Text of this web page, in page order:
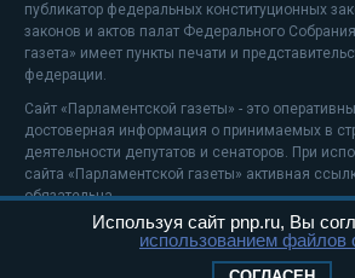
публикатор федеральных конституционных
законов и актов палат Федерального
газета» имеет пункты печати и
федерации.
Сайт «Парламентской газеты» - это
достоверная информация о принимаемых в
деятельности депутатов и сенаторов. При
сайта «Парламентской газеты» активная
обязательна.
На информационном ресурсе применяются
Положение о защите персональных данных
Используя сайт pnp.ru, Вы
использованием файлов